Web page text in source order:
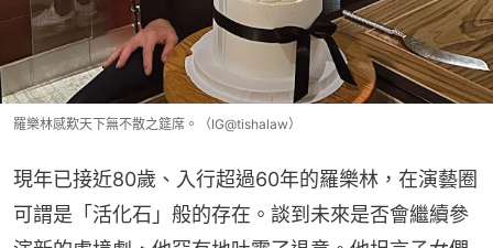
羅樂林感歎天下無不散之筵席。（IG@tishalaw）
現年已接近80歲、入行超過60年的羅樂林，在演藝圈
可謂是「活化石」般的存在。談到未來是否會繼續參